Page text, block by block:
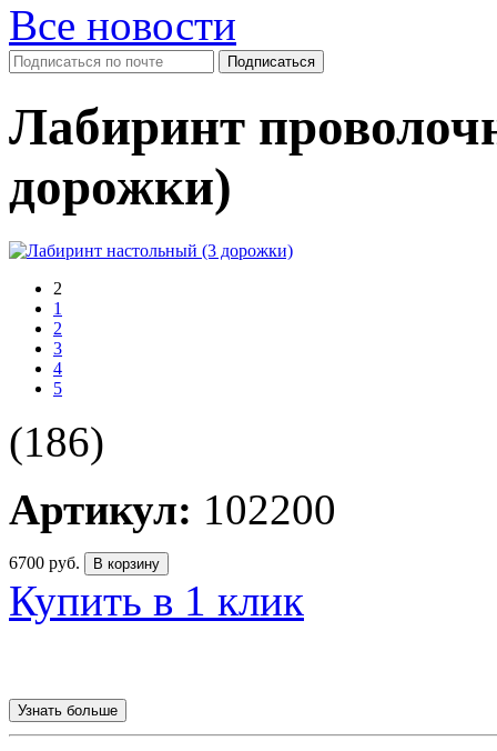
Все новости
Лабиринт
дорожки)
2
1
2
3
4
5
(186)
Артикул: 102200
6700 руб. В корзину
Купить в 1 клик
Узнать больше